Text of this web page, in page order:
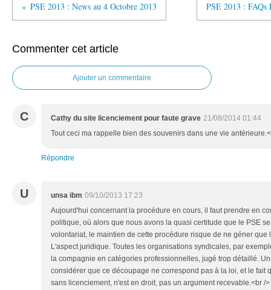
PSE 2013 : News au 4 Octobre 2013 PSE 2013 : FAQs
Commenter cet article
Ajouter un commentaire
C Cathy du site licenciement pour faute grave 21/08/2014 01:44
Tout ceci ma rappelle bien des souvenirs dans une vie
Répondre
U unsa ibm 09/10/2013 17:23
Aujourd'hui concernant la procédure en cours, il faut prendre en
politique, où alors que nous avons la quasi certitude que le PSE
volontariat, le maintien de cette procédure risque de ne géner que
L'aspect juridique. Toutes les organisations syndicales, par
la compagnie en catégories professionnelles, jugé trop détaillé.
considérer que ce découpage ne correspond pas à la loi, et le fait
sans licenciement, n'est en droit, pas un argument recevable.<br /